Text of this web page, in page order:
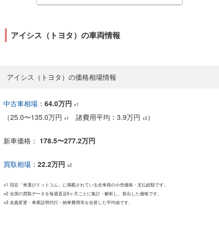
アイシス（トヨタ）の車両情報
アイシス（トヨタ）の価格相場情報
中古車相場 ： 64.0万円 ※1
（25.0〜135.0万円 ※1 諸費用平均：3.9万円 ※3）
新車価格： 178.5〜277.2万円
買取相場 ： 22.2万円 ※2
※1 現在「車選びドットコム」に掲載されている全車両の小売価格・支払総額です。
※2 全国の買取データを毎週直近6ヶ月ごとに集計・解析し、算出した価格です。
※3 名義変更・車庫証明代行・納車費用等を合算した平均値です。